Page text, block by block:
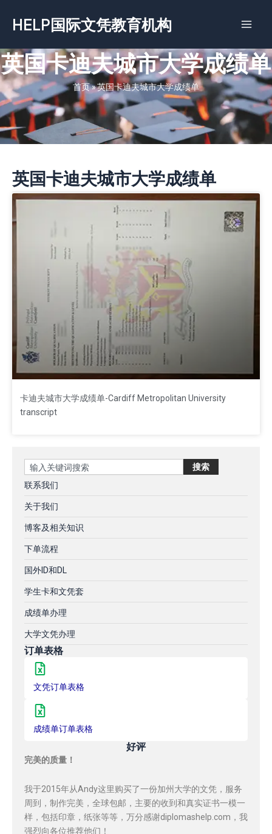
容
HELP国际文凭教育机构
英国卡迪夫城市大学成绩单
首页»英国卡迪夫城市大学成绩单
英国卡迪夫城市大学成绩单
卡迪夫城市大学成绩单-Cardiff Metropolitan University
transcript
Search 搜索
联系我们
关于我们
博客及相关知识
下单流程
国外ID和DL
学生卡和文凭套
成绩单办理
大学文凭办理
订单表格
文凭订单表格
成绩单订单表格
好评
完美的质量！
我于2015年从Andy这里购买了一份加州大学的文凭，服务
周到，制作完美，全球包邮，主要的收到和真实证书一模一
样，包括印章，纸张等等，万分感谢diplomashelp.com，我
强烈向各位推荐他们！